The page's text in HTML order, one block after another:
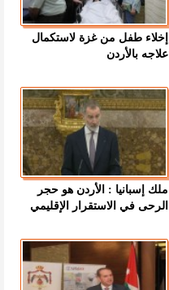
إخلاء طفل من غزة لاستكمال
علاجه بالأردن
ملك إسبانيا : الأردن هو حجر
الرحى في الاستقرار الإقليمي